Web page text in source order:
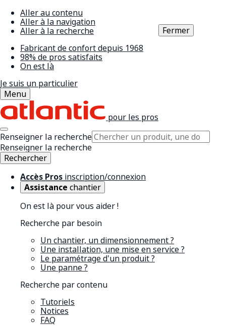
Aller au contenu
Aller à la navigation
Aller à la recherche
Fabricant de confort depuis 1968
98% de pros satisfaits
On est là
Je suis un particulier
Menu
pour les pros
Renseigner la recherche
Renseigner la recherche
Rechercher
Accès Pros inscription/connexion
Assistance chantier
On est là pour vous aider !
Recherche par besoin
Un chantier, un dimensionnement ?
Une installation, une mise en service ?
Le paramétrage d'un produit ?
Une panne ?
Recherche par contenu
Tutoriels
Notices
FAQ
Fermer